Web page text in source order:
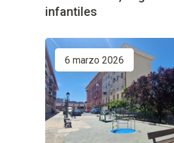
infantiles
6 marzo 2026